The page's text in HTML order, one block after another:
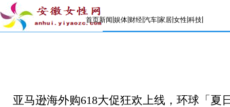
首页新闻 娱体 财经 汽车 家居 女性 科技
亚马逊海外购618大促狂欢上线，环球「夏